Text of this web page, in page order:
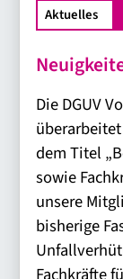
Aktuelles
Die DGUV
dem Titel
sowie
unsere
bisherige